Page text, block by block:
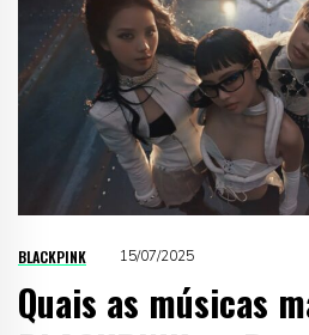
BLACKPINK 15/07/2025
Quais as músicas